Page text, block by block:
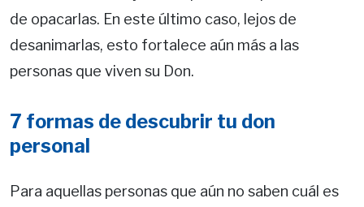
de opacarlas. En este último caso, lejos de
desanimarlas, esto fortalece aún más a las
personas que viven su Don.
7 formas de descubrir tu don
personal
Para aquellas personas que aún no saben cuál es